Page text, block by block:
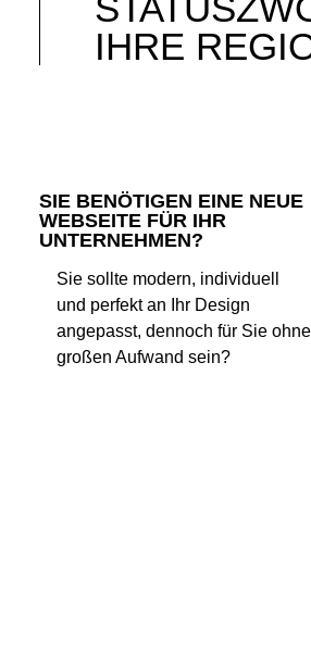
IHRE
SIE BENÖTIGEN EINE NEUE
WEBSEITE FÜR IHR
UNTERNEHMEN?
Sie sollte modern, individuell
und perfekt an Ihr Design
angepasst, dennoch für Sie ohne
großen Aufwand sein?